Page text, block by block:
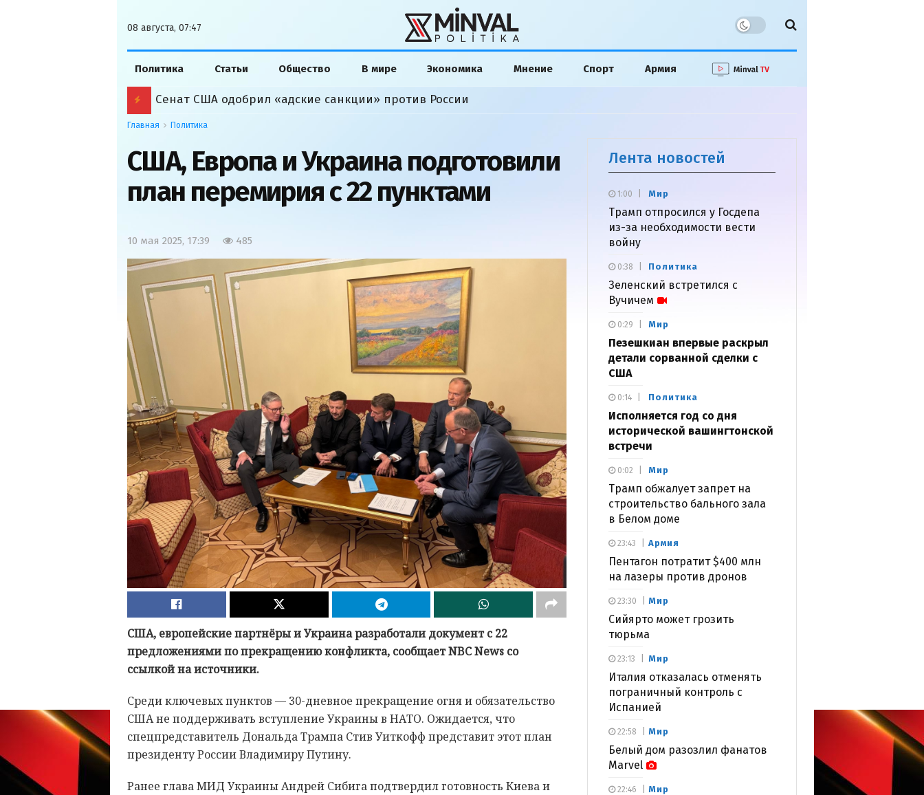
08 августа, 07:47
Политика Статьи Общество В мире Экономика Мнение Спорт Армия
Сенат США одобрил «адские санкции» против России
Главная Политика
США, Европа и Украина подготовили
план перемирия с 22 пунктами
10 мая 2025, 17:39 485
США, европейские партнёры и Украина разработали документ с 22
предложениями по прекращению конфликта, сообщает NBC News со
ссылкой на источники.
Среди ключевых пунктов — 30-дневное прекращение огня и обязательство
США не поддерживать вступление Украины в НАТО. Ожидается, что
спецпредставитель Дональда Трампа Стив Уиткофф представит этот план
президенту России Владимиру Путину.
Ранее глава МИД Украины Андрей Сибига подтвердил готовность Киева и
Лента новостей
Мир
Трамп отпросился у Госдепа
из-за необходимости вести
войну
1:00
Политика
Зеленский встретился с
Вучичем
0:38
Мир
Пезешкиан впервые раскрыл
детали сорванной сделки с
США
0:29
Политика
Исполняется год со дня
исторической вашингтонской
встречи
0:14
Мир
Трамп обжалует запрет на
строительство бального зала
в Белом доме
0:02
Армия
Пентагон потратит $400 млн
на лазеры против дронов
23:43
Мир
Сийярто может грозить
тюрьма
23:30
Мир
Италия отказалась отменять
пограничный контроль с
Испанией
23:13
Мир
Белый дом разозлил фанатов
Marvel
22:58
Мир
22:46